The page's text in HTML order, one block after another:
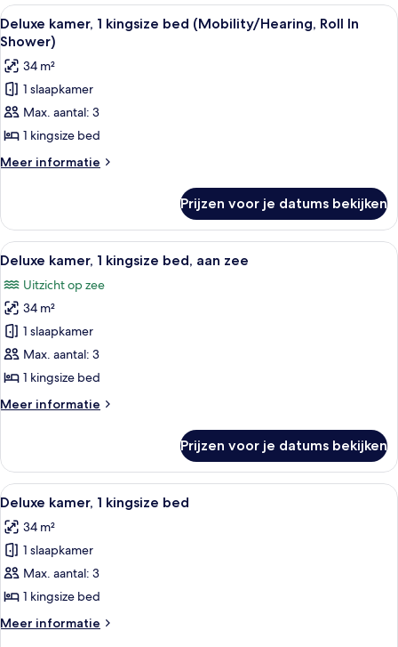
kingsize
bed,
gedeeltelijk
uitzicht
op
oceaan
Alle
foto's
voor
Deluxe
kamer,
1
kingsize
bed
In
Shower)
laden
Een moderne hotelkamer met een
13
Deluxe kamer, 1 kingsize bed (Mobility/Hearing, Roll In
Shower)
34 m²
1 slaapkamer
Max. aantal: 3
1 kingsize bed
Meer informatie
Meer
kamer,
kingsize
(Mobility/Hearing,
Roll
In
Shower)
Prijzen voor je datums bekijken
Alle
foto's
voor
Deluxe
kamer,
1
kingsize
aan
Een hotelkamer met een bed, een
9
Deluxe kamer, 1 kingsize bed, aan zee
Uitzicht op zee
34 m²
1 slaapkamer
Max. aantal: 3
1 kingsize bed
Meer informatie
Meer
kamer,
kingsize
aan
zee
Prijzen voor je datums bekijken
Alle
foto's
voor
Deluxe
kamer,
1
kingsize
bed
Een moderne slaapkamer met een
8
Deluxe kamer, 1 kingsize bed
34 m²
1 slaapkamer
Max. aantal: 3
1 kingsize bed
Meer informatie
Meer